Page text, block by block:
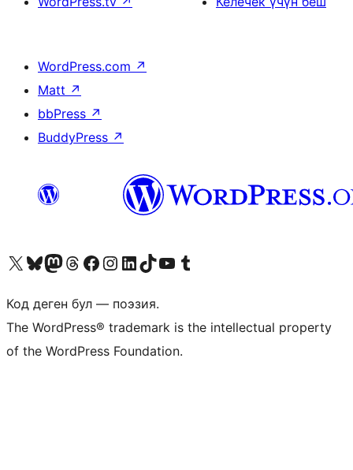
WordPress.com ↗
Matt ↗
bbPress ↗
BuddyPress ↗
Visit our X (formerly Twitter) account
Visit our Bluesky account
Биздин Mastodon түрмөгүбүзгө баш багыңыз
Visit our Threads account
Биздин Facebook баракчабызга кириңиз
Биздин Instagram баракчабызга баш багыңыз
Биздин LinkedIn баракчабызга баш багыңыз
Visit our TikTok account
Visit our YouTube channel
Visit our Tumblr account
Код деген бул — поэзия.
The WordPress® trademark is the intellectual property
of the WordPress Foundation.